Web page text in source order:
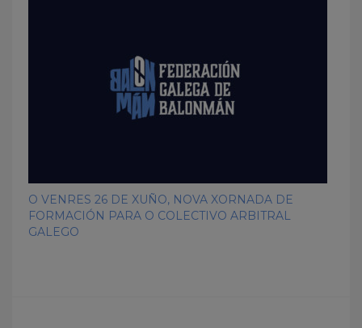
O VENRES 26 DE XUÑO, NOVA XORNADA DE
FORMACIÓN PARA O COLECTIVO ARBITRAL
GALEGO